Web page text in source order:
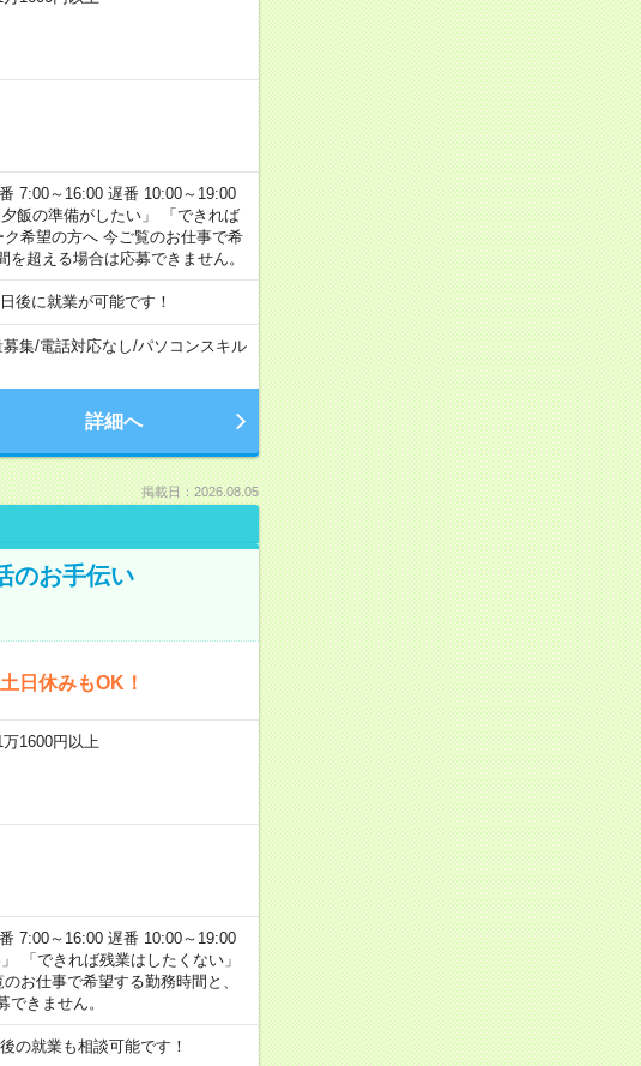
7:00～16:00 遅番 10:00～19:00
飯の準備がしたい」 「できれば
希望の方へ 今ご覧のお仕事で希
超える場合は応募できません。
後に就業が可能です！
集/電話対応なし/パソコンスキル
詳細へ
掲載日：2026.08.05
のお手伝い
日休みもOK！
1600円以上
7:00～16:00 遅番 10:00～19:00
「できれば残業はしたくない」
お仕事で希望する勤務時間と、
きません。
の就業も相談可能です！